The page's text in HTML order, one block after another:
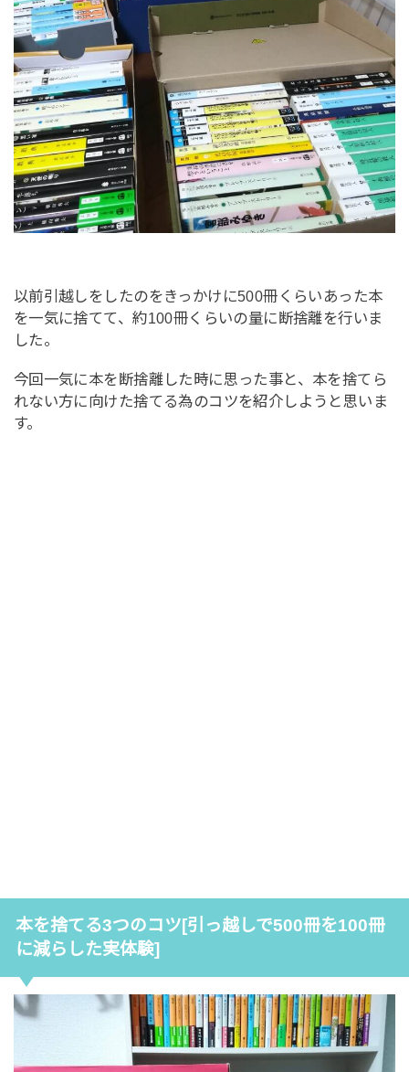
以前引越しをしたのをきっかけに500冊くらいあった本
を一気に捨てて、約100冊くらいの量に断捨離を行いま
した。
今回一気に本を断捨離した時に思った事と、本を捨てら
れない方に向けた捨てる為のコツを紹介しようと思いま
す。
本を捨てる3つのコツ[引っ越しで500冊を100冊
に減らした実体験]